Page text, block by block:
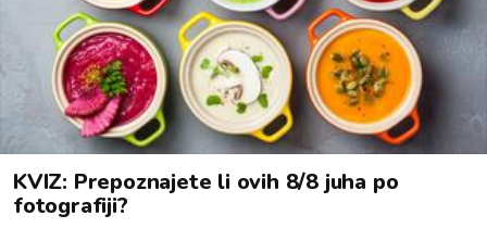
KVIZ: Prepoznajete li ovih 8/8 juha po
fotografiji?